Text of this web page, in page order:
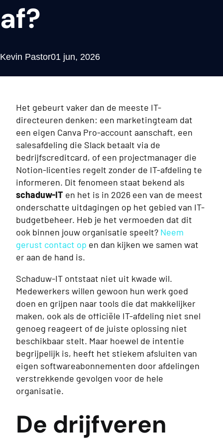
af?
Kevin Pastor01 jun, 2026
Het gebeurt vaker dan de meeste IT-
directeuren denken: een marketingteam dat
een eigen Canva Pro-account aanschaft, een
salesafdeling die Slack betaalt via de
bedrijfscreditcard, of een projectmanager die
Notion-licenties regelt zonder de IT-afdeling te
informeren. Dit fenomeen staat bekend als
schaduw-IT en het is in 2026 een van de meest
onderschatte uitdagingen op het gebied van IT-
budgetbeheer. Heb je het vermoeden dat dit
ook binnen jouw organisatie speelt? Neem
gerust contact op en dan kijken we samen wat
er aan de hand is.
Schaduw-IT ontstaat niet uit kwade wil.
Medewerkers willen gewoon hun werk goed
doen en grijpen naar tools die dat makkelijker
maken, ook als de officiële IT-afdeling niet snel
genoeg reageert of de juiste oplossing niet
beschikbaar stelt. Maar hoewel de intentie
begrijpelijk is, heeft het stiekem afsluiten van
eigen softwareabonnementen door afdelingen
verstrekkende gevolgen voor de hele
organisatie.
De drijfveren